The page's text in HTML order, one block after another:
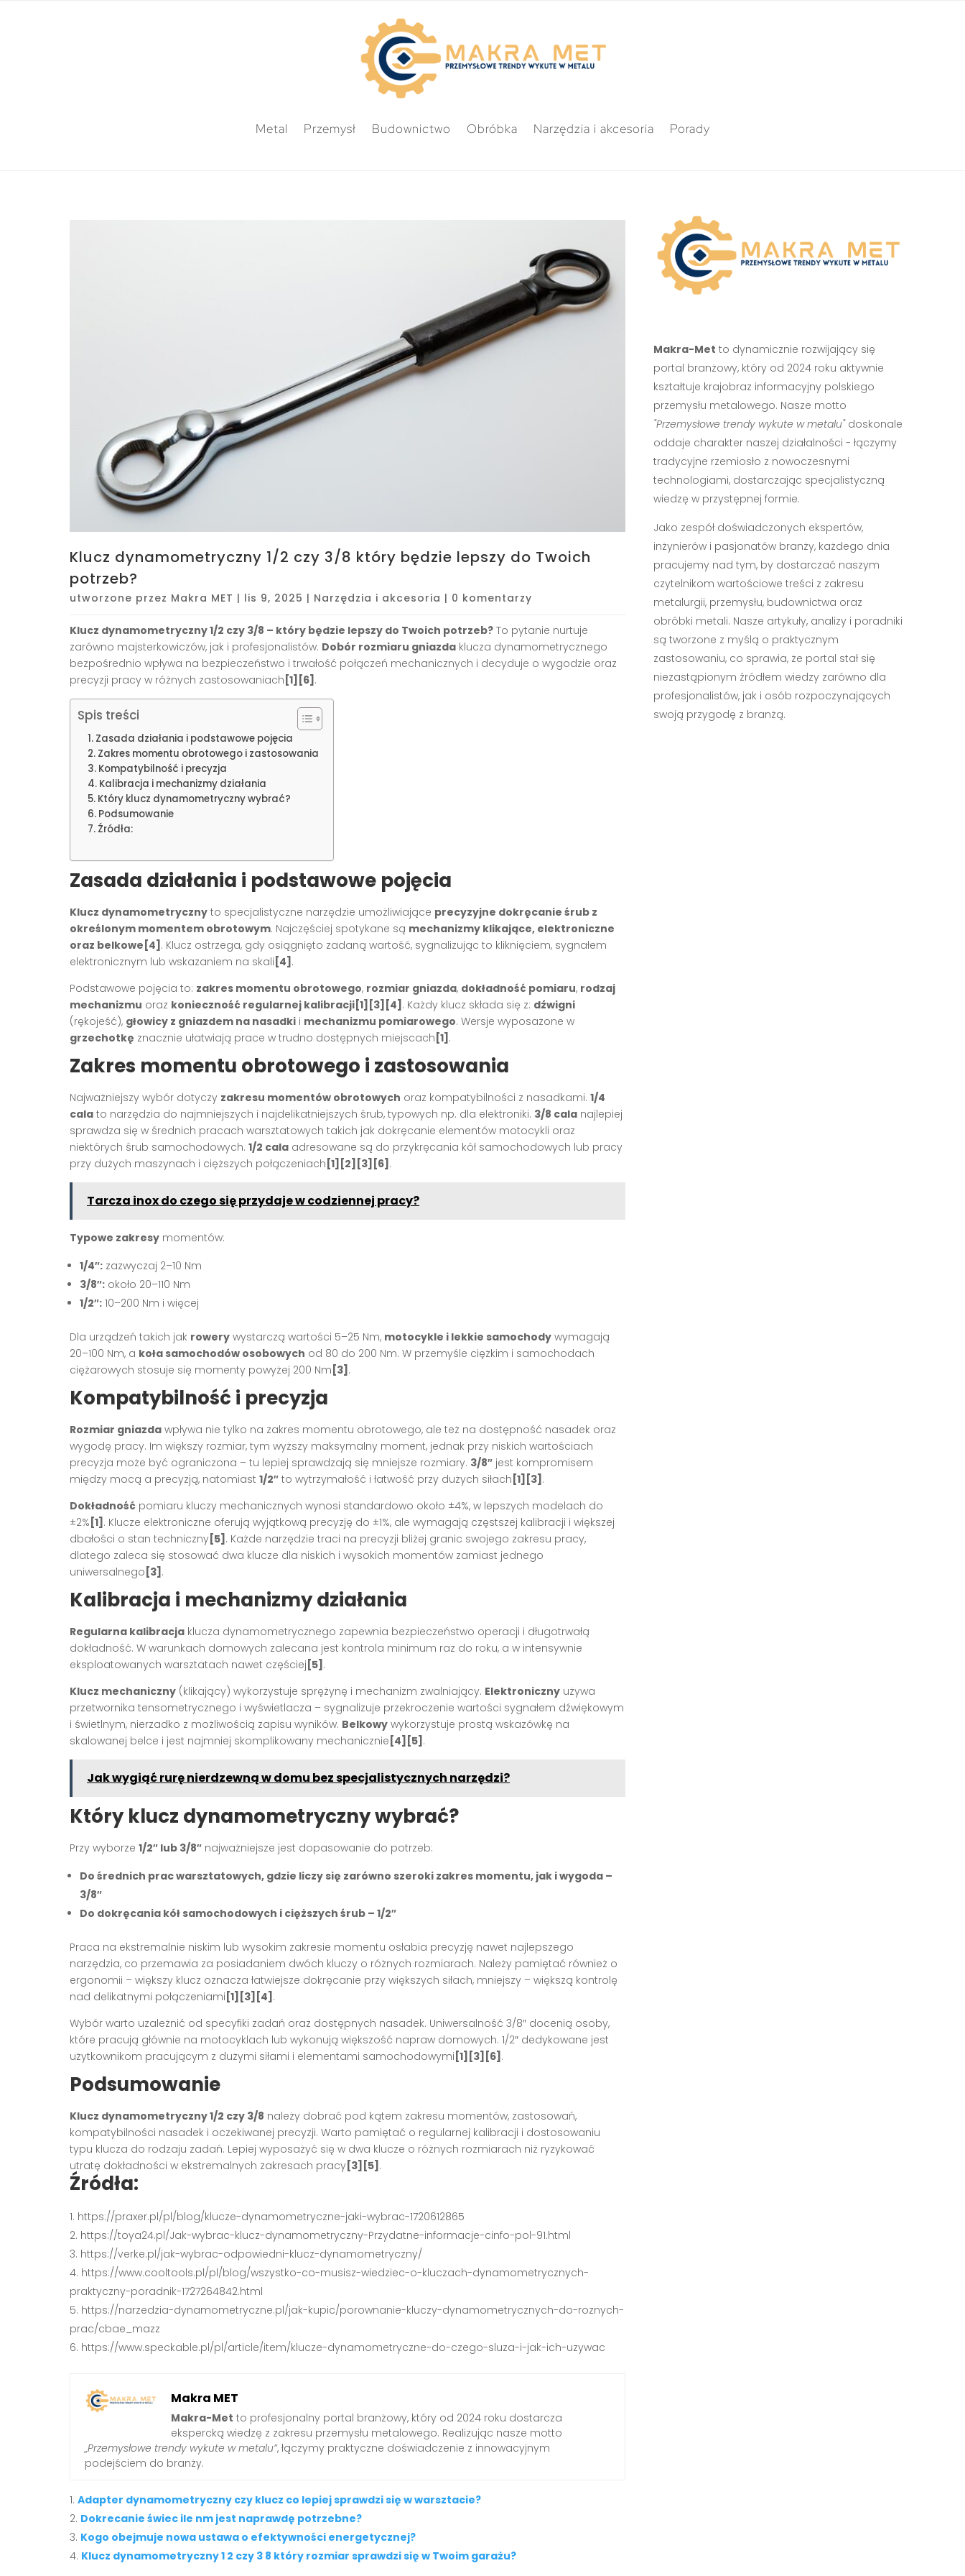
Metal Przemysł Budownictwo Obróbka Narzędzia i akcesoria Porady
Klucz dynamometryczny 1/2 czy 3/8 który będzie lepszy do Twoich
potrzeb?
utworzone przez Makra MET | lis 9, 2025 | Narzędzia i akcesoria | 0 komentarzy
Klucz dynamometryczny 1/2 czy 3/8 – który będzie lepszy do Twoich potrzeb? To pytanie nurtuje
zarówno majsterkowiczów, jak i profesjonalistów. Dobór rozmiaru gniazda klucza dynamometrycznego
bezpośrednio wpływa na bezpieczeństwo i trwałość połączeń mechanicznych i decyduje o wygodzie oraz
precyzji pracy w różnych zastosowaniach [1][6] .
Spis treści
Zasada działania i podstawowe pojęcia
Zakres momentu obrotowego i zastosowania
Kompatybilność i precyzja
Kalibracja i mechanizmy działania
Który klucz dynamometryczny wybrać?
Podsumowanie
Źródła:
Zasada działania i podstawowe pojęcia
Klucz dynamometryczny to specjalistyczne narzędzie umożliwiające precyzyjne dokręcanie śrub z
określonym momentem obrotowym. Najczęściej spotykane są mechanizmy klikające, elektroniczne
oraz belkowe [4] . Klucz ostrzega, gdy osiągnięto zadaną wartość, sygnalizując to kliknięciem, sygnałem
elektronicznym lub wskazaniem na skali [4] .
Podstawowe pojęcia to: zakres momentu obrotowego, rozmiar gniazda, dokładność pomiaru, rodzaj
mechanizmu oraz konieczność regularnej kalibracji [1][3][4] . Każdy klucz składa się z: dźwigni
(rękojeść), głowicy z gniazdem na nasadki i mechanizmu pomiarowego. Wersje wyposażone w
grzechotkę znacznie ułatwiają prace w trudno dostępnych miejscach [1] .
Zakres momentu obrotowego i zastosowania
Najważniejszy wybór dotyczy zakresu momentów obrotowych oraz kompatybilności z nasadkami. 1/4
cala to narzędzia do najmniejszych i najdelikatniejszych śrub, typowych np. dla elektroniki. 3/8 cala najlepiej
sprawdza się w średnich pracach warsztatowych takich jak dokręcanie elementów motocykli oraz
niektórych śrub samochodowych. 1/2 cala adresowane są do przykręcania kół samochodowych lub pracy
przy dużych maszynach i cięższych połączeniach [1][2][3][6] .
Tarcza inox do czego się przydaje w codziennej pracy?
Typowe zakresy momentów:
1/4″: zazwyczaj 2–10 Nm
3/8″: około 20–110 Nm
1/2″: 10–200 Nm i więcej
Dla urządzeń takich jak rowery wystarczą wartości 5–25 Nm, motocykle i lekkie samochody wymagają
20–100 Nm, a koła samochodów osobowych od 80 do 200 Nm. W przemyśle ciężkim i samochodach
ciężarowych stosuje się momenty powyżej 200 Nm [3] .
Kompatybilność i precyzja
Rozmiar gniazda wpływa nie tylko na zakres momentu obrotowego, ale też na dostępność nasadek oraz
wygodę pracy. Im większy rozmiar, tym wyższy maksymalny moment, jednak przy niskich wartościach
precyzja może być ograniczona – tu lepiej sprawdzają się mniejsze rozmiary. 3/8″ jest kompromisem
między mocą a precyzją, natomiast 1/2″ to wytrzymałość i łatwość przy dużych siłach [1][3] .
Dokładność pomiaru kluczy mechanicznych wynosi standardowo około ±4%, w lepszych modelach do
±2% [1] . Klucze elektroniczne oferują wyjątkową precyzję do ±1%, ale wymagają częstszej kalibracji i większej
dbałości o stan techniczny [5] . Każde narzędzie traci na precyzji bliżej granic swojego zakresu pracy,
dlatego zaleca się stosować dwa klucze dla niskich i wysokich momentów zamiast jednego
uniwersalnego [3] .
Kalibracja i mechanizmy działania
Regularna kalibracja klucza dynamometrycznego zapewnia bezpieczeństwo operacji i długotrwałą
dokładność. W warunkach domowych zalecana jest kontrola minimum raz do roku, a w intensywnie
eksploatowanych warsztatach nawet częściej [5] .
Klucz mechaniczny (klikający) wykorzystuje sprężynę i mechanizm zwalniający. Elektroniczny używa
przetwornika tensometrycznego i wyświetlacza – sygnalizuje przekroczenie wartości sygnałem dźwiękowym
i świetlnym, nierzadko z możliwością zapisu wyników. Belkowy wykorzystuje prostą wskazówkę na
skalowanej belce i jest najmniej skomplikowany mechanicznie [4][5] .
Jak wygiąć rurę nierdzewną w domu bez specjalistycznych narzędzi?
Który klucz dynamometryczny wybrać?
Przy wyborze 1/2″ lub 3/8″ najważniejsze jest dopasowanie do potrzeb:
Do średnich prac warsztatowych, gdzie liczy się zarówno szeroki zakres momentu, jak i wygoda –
3/8″
Do dokręcania kół samochodowych i cięższych śrub – 1/2″
Praca na ekstremalnie niskim lub wysokim zakresie momentu osłabia precyzję nawet najlepszego
narzędzia, co przemawia za posiadaniem dwóch kluczy o różnych rozmiarach. Należy pamiętać również o
ergonomii – większy klucz oznacza łatwiejsze dokręcanie przy większych siłach, mniejszy – większą kontrolę
nad delikatnymi połączeniami [1][3][4] .
Wybór warto uzależnić od specyfiki zadań oraz dostępnych nasadek. Uniwersalność 3/8″ docenią osoby,
które pracują głównie na motocyklach lub wykonują większość napraw domowych. 1/2″ dedykowane jest
użytkownikom pracującym z dużymi siłami i elementami samochodowymi [1][3][6] .
Podsumowanie
Klucz dynamometryczny 1/2 czy 3/8 należy dobrać pod kątem zakresu momentów, zastosowań,
kompatybilności nasadek i oczekiwanej precyzji. Warto pamiętać o regularnej kalibracji i dostosowaniu
typu klucza do rodzaju zadań. Lepiej wyposażyć się w dwa klucze o różnych rozmiarach niż ryzykować
utratę dokładności w ekstremalnych zakresach pracy [3][5] .
Źródła:
https://praxer.pl/pl/blog/klucze-dynamometryczne-jaki-wybrac-1720612865
https://toya24.pl/Jak-wybrac-klucz-dynamometryczny-Przydatne-informacje-cinfo-pol-91.html
https://verke.pl/jak-wybrac-odpowiedni-klucz-dynamometryczny/
https://www.cooltools.pl/pl/blog/wszystko-co-musisz-wiedziec-o-kluczach-dynamometrycznych-
praktyczny-poradnik-1727264842.html
https://narzedzia-dynamometryczne.pl/jak-kupic/porownanie-kluczy-dynamometrycznych-do-roznych-
prac/cbae_mazz
https://www.speckable.pl/pl/article/item/klucze-dynamometryczne-do-czego-sluza-i-jak-ich-uzywac
Makra MET
Makra-Met to profesjonalny portal branżowy, który od 2024 roku dostarcza
ekspercką wiedzę z zakresu przemysłu metalowego. Realizując nasze motto
„Przemysłowe trendy wykute w metalu”, łączymy praktyczne doświadczenie z innowacyjnym
podejściem do branży.
Adapter dynamometryczny czy klucz co lepiej sprawdzi się w warsztacie?
Dokrecanie świec ile nm jest naprawdę potrzebne?
Kogo obejmuje nowa ustawa o efektywności energetycznej?
Klucz dynamometryczny 1 2 czy 3 8 który rozmiar sprawdzi się w Twoim garażu?
Makra-Met to dynamicznie rozwijający się
portal branżowy, który od 2024 roku aktywnie
kształtuje krajobraz informacyjny polskiego
przemysłu metalowego. Nasze motto
"Przemysłowe trendy wykute w metalu"doskonale
oddaje charakter naszej działalności - łączymy
tradycyjne rzemiosło z nowoczesnymi
technologiami, dostarczając specjalistyczną
wiedzę w przystępnej formie.
Jako zespół doświadczonych ekspertów,
inżynierów i pasjonatów branży, każdego dnia
pracujemy nad tym, by dostarczać naszym
czytelnikom wartościowe treści z zakresu
metalurgii, przemysłu, budownictwa oraz
obróbki metali. Nasze artykuły, analizy i poradniki
są tworzone z myślą o praktycznym
zastosowaniu, co sprawia, że portal stał się
niezastąpionym źródłem wiedzy zarówno dla
profesjonalistów, jak i osób rozpoczynających
swoją przygodę z branżą.